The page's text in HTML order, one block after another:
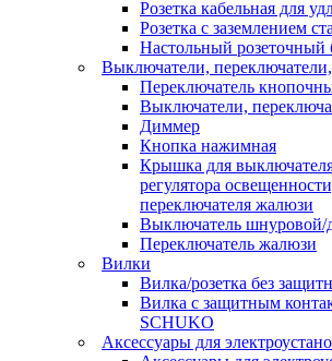
Розетка кабельная для
Розетка с заземлением
Настольный розеточный
Выключатели,
Переключатель
Выключатели,
Диммер
Кнопка нажимная
Крышка для
регулятора
переключателя жалюзи
Выключатель шнуровой/
Переключатель жалюзи
Вилки
Вилка/розетка без
Вилка с защитным
SCHUKO
Аксессуары для